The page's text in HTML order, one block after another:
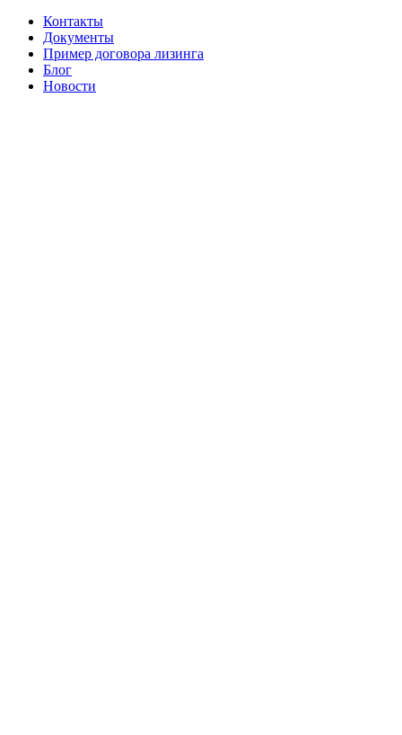
Контакты
Документы
Пример договора лизинга
Блог
Новости